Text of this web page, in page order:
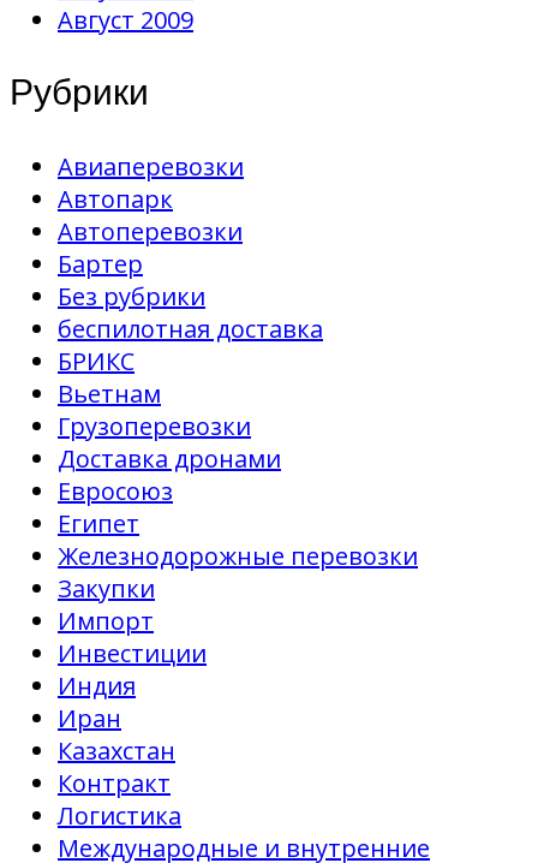
Август 2009
Рубрики
Авиаперевозки
Автопарк
Автоперевозки
Бартер
Без рубрики
беспилотная доставка
БРИКС
Вьетнам
Грузоперевозки
Доставка дронами
Евросоюз
Египет
Железнодорожные перевозки
Закупки
Импорт
Инвестиции
Индия
Иран
Казахстан
Контракт
Логистика
Международные и внутренние